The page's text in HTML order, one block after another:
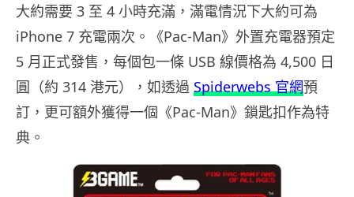
大約需要 3 至 4 小時充滿，滿電情況下大約可為
iPhone 7 充電兩次。《Pac-Man》外置充電器預定
5 月正式發售，每個包一條 USB 線價格為 4,500 日
圓（約 314 港元），如透過 Spiderwebs 官網預
訂，更可額外獲得一個《Pac-Man》鎖匙扣作為特
典。